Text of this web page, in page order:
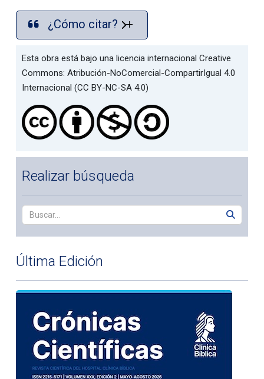
¿Cómo citar?
Esta obra está bajo una licencia internacional Creative
Commons: Atribución-NoComercial-CompartirIgual 4.0
Internacional (CC BY-NC-SA 4.0)
Realizar búsqueda
Última Edición